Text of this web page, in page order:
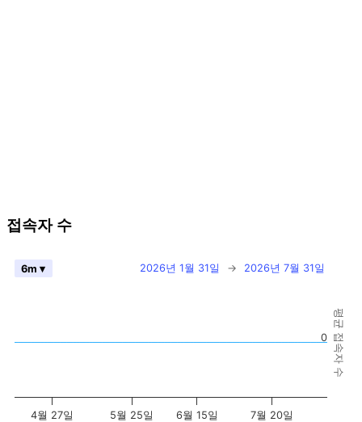
접속자 수
평균 접속자 수
2026년 1월 31일 → 2026년 7월 31일
6m ▾
4월 27일 5월 25일 6월 15일 7월 20일
0